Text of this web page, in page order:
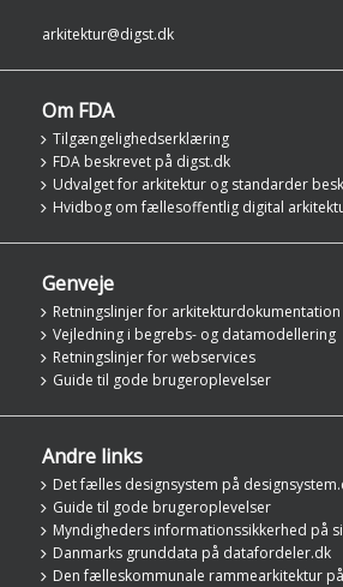
arkitektur@digst.dk
Om FDA
Tilgængelighedserklæring
FDA beskrevet på digst.dk
Udvalget for arkitektur og standarder
Hvidbog om fællesoffentlig digital
Genveje
Retningslinjer for arkitekturdokumentation
Vejledning i begrebs- og datamodellering
Retningslinjer for webservices
Guide til gode brugeroplevelser
Andre links
Det fælles designsystem på
Guide til gode brugeroplevelser
Myndigheders informationssikkerhed på
Danmarks grunddata på datafordeler.dk
Den fælleskommunale rammearkitektur